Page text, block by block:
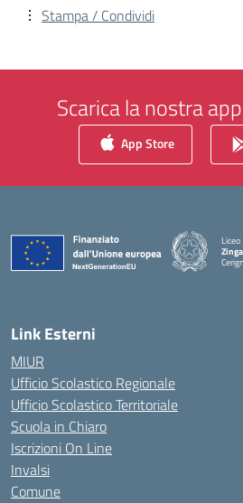
Stampa / Condividi
Scarica la nostra
App Store
Liceo
—
Link Esterni
MIUR
Ufficio Scolastico Regionale
Ufficio Scolastico Territoriale
Scuola in Chiaro
Iscrizioni On Line
Invalsi
Comune